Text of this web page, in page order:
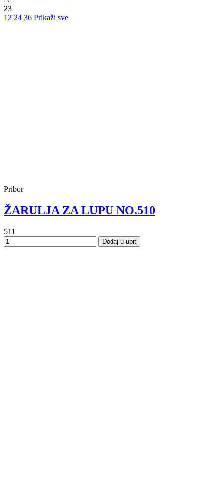
23
12 24 36 Prikaži sve
Pribor
ŽARULJA ZA LUPU NO.510
511
Dodaj u upit